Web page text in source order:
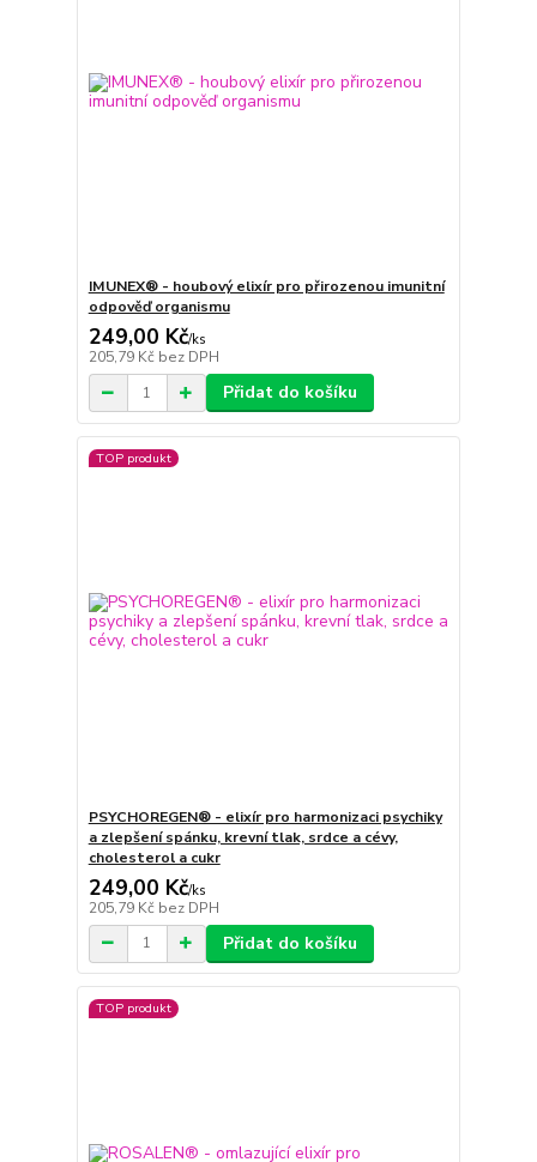
IMUNEX® - houbový elixír pro přirozenou imunitní
odpověď organismu
249,00 Kč/ks
205,79 Kč bez DPH
Přidat do košíku
TOP produkt
PSYCHOREGEN® - elixír pro harmonizaci psychiky
a zlepšení spánku, krevní tlak, srdce a cévy,
cholesterol a cukr
249,00 Kč/ks
205,79 Kč bez DPH
Přidat do košíku
TOP produkt